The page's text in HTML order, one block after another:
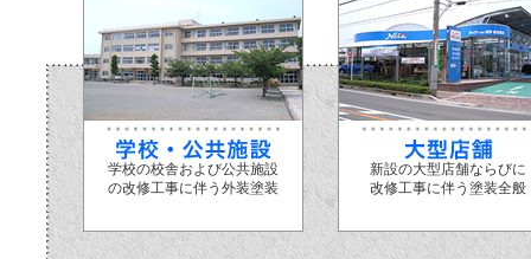
学校の校舎および公共施設
の改修工事に伴う外装塗装
新設の大型店舗ならびに
改修工事に伴う塗装全般